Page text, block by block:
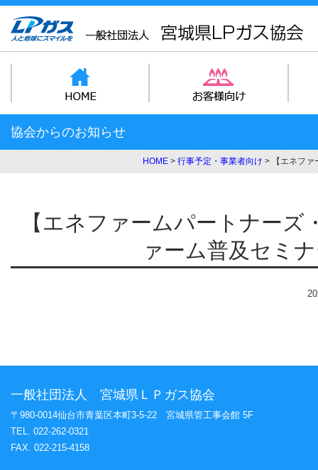
協会からのお知らせ
HOME>行事予定・事業者向け>【エネファ
【エネファームパートナー
ァーム普及セミ
一般社団法人 宮城県ＬＰガス協会
〒980-0014仙台市青葉区本町3-5-22 宮城県管工事会館 5F
TEL. 022-262-0321
FAX. 022-215-4158